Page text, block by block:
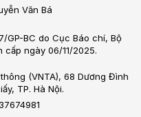
Văn Bá
GP-BC do Cục Báo chí, Bộ
ngày 06/11/2025.
(VNTA), 68 Dương Đình
TP. Hà Nội.